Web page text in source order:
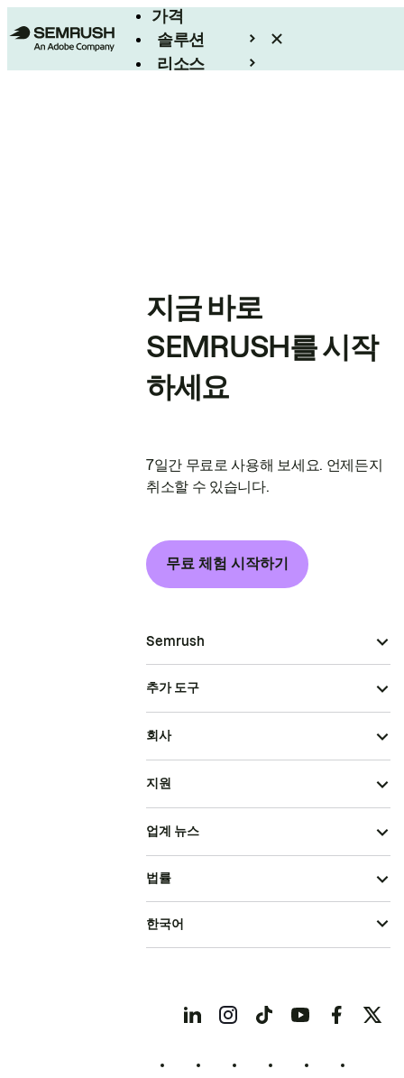
가격
솔루션
리소스
지금 바로
SEMRUSH를 시작
하세요
7일간 무료로 사용해 보세요. 언제든지
취소할 수 있습니다.
무료 체험 시작하기
Semrush
추가 도구
회사
지원
업계 뉴스
법률
한국어